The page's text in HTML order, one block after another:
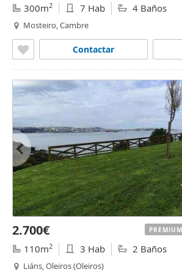
300m2 7 Hab 4 Baños
Mosteiro, Cambre
Contactar
2.700€
110m2 3 Hab 2 Baños
Liáns, Oleiros (Oleiros)
PREMIUM